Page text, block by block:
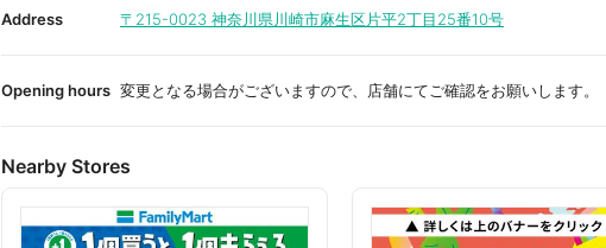
i
t
Address 〒215-0023 神奈川県川崎市麻生区片平2丁目25番10号
Opening hours 変更となる場合がございますので、店舗にてご確認をお願いします。
Nearby Stores